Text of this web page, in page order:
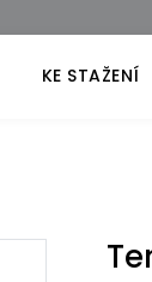
KE STAŽENÍ